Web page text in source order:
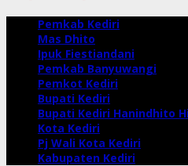
Pemkab Kediri
Mas Dhito
Ipuk Fiestiandani
Pemkab Banyuwangi
Pemkot Kediri
Bupati Kediri
Bupati Kediri Hanindhito
Kota Kediri
Pj Wali Kota Kediri
Kabupaten Kediri